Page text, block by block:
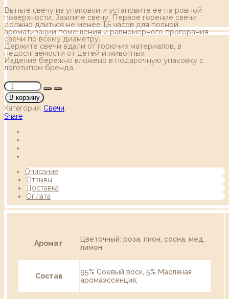
Выньте свечу из упаковки и установите ее на ровной
поверхности. Зажгите свечу. Первое горение свечи
должно длиться не менее 1,5 часов для полной
ароматизации помещения и равномерного прогорания
свечи по всему диаметру.
Держите свечи вдали от горючих материалов, в
недосягаемости от детей и животных.
Изделие бережно вложено в подарочную упаковку с
логотипом бренда.
В корзину
Категория: Свечи
Share
Описание
Отзывы
Доставка
Оплата
Аромат
Цветочный: роза, пион, сосна, мед,
лимон
Состав
95% Соевый воск, 5% Масляная
аромаэссенция;